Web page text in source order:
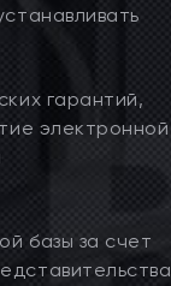
гарантий,
электронной
базы за счет